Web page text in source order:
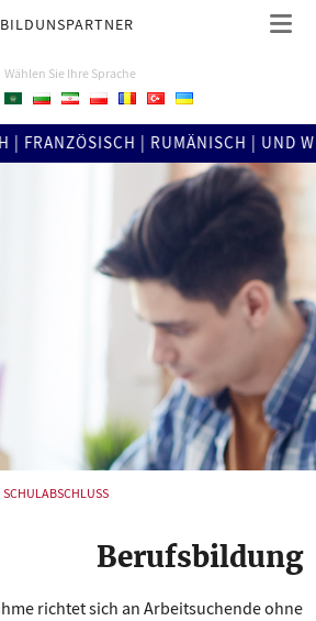
Wählen Sie Ihre Sprache
| RUMÄNISCH | UND
SCHULABSCHLUSS
Berufsbildung
richtet sich an Arbeitsuchende ohne